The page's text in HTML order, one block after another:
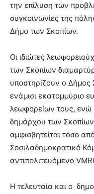
την επίλυση των
συγκοινωνίες της
Δήμο των Σκοπίων.
Οι ιδιώτες
των Σκοπίων
υποστηρίζουν ο Δήμος
ενάμισι εκατομμύριο
λεωφορείων τους, ενώ
δημάρχου των
αμφισβητείται τόσο
Σοσιλαδημοκρατικό
αντιπολιτευόμενο
Η τελευταία και ο